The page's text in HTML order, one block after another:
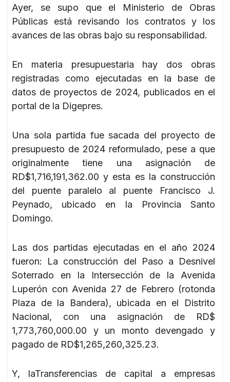
Ayer, se supo que el Ministerio de Obras
Públicas está revisando los contratos y los
avances de las obras bajo su responsabilidad.
En materia presupuestaria hay dos obras
registradas como ejecutadas en la base de
datos de proyectos de 2024, publicados en el
portal de la Digepres.
Una sola partida fue sacada del proyecto de
presupuesto de 2024 reformulado, pese a que
originalmente tiene una asignación de
RD$1,716,191,362.00 y esta es la construcción
del puente paralelo al puente Francisco J.
Peynado, ubicado en la Provincia Santo
Domingo.
Las dos partidas ejecutadas en el año 2024
fueron: La construcción del Paso a Desnivel
Soterrado en la Intersección de la Avenida
Luperón con Avenida 27 de Febrero (rotonda
Plaza de la Bandera), ubicada en el Distrito
Nacional, con una asignación de RD$
1,773,760,000.00 y un monto devengado y
pagado de RD$1,265,260,325.23.
Y, laTransferencias de capital a empresas